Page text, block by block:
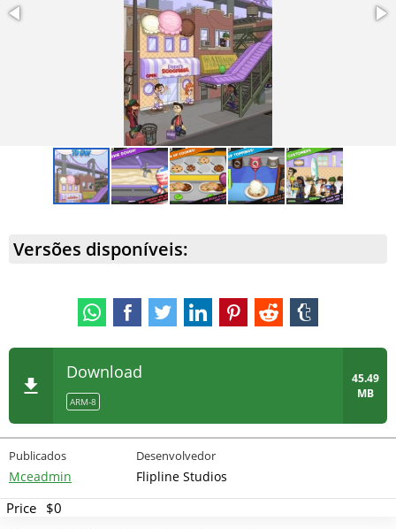
mais clientes comecem a dançar;
Receitas especiais ganhando estrelas. Por exemplo, você
pode adicionar chocolate ralado e xarope de chocolate
ao sorvete de Chuck para obter uma receita especial;
Trajes sazonais, como um chapéu de Natal e um casaco
de pele, para atender os clientes durante os dias
festivos.
Versões disponíveis:
Download
ARM-8
45.49
MB
Publicados
Mceadmin
Desenvolvedor
Flipline Studios
Price $0